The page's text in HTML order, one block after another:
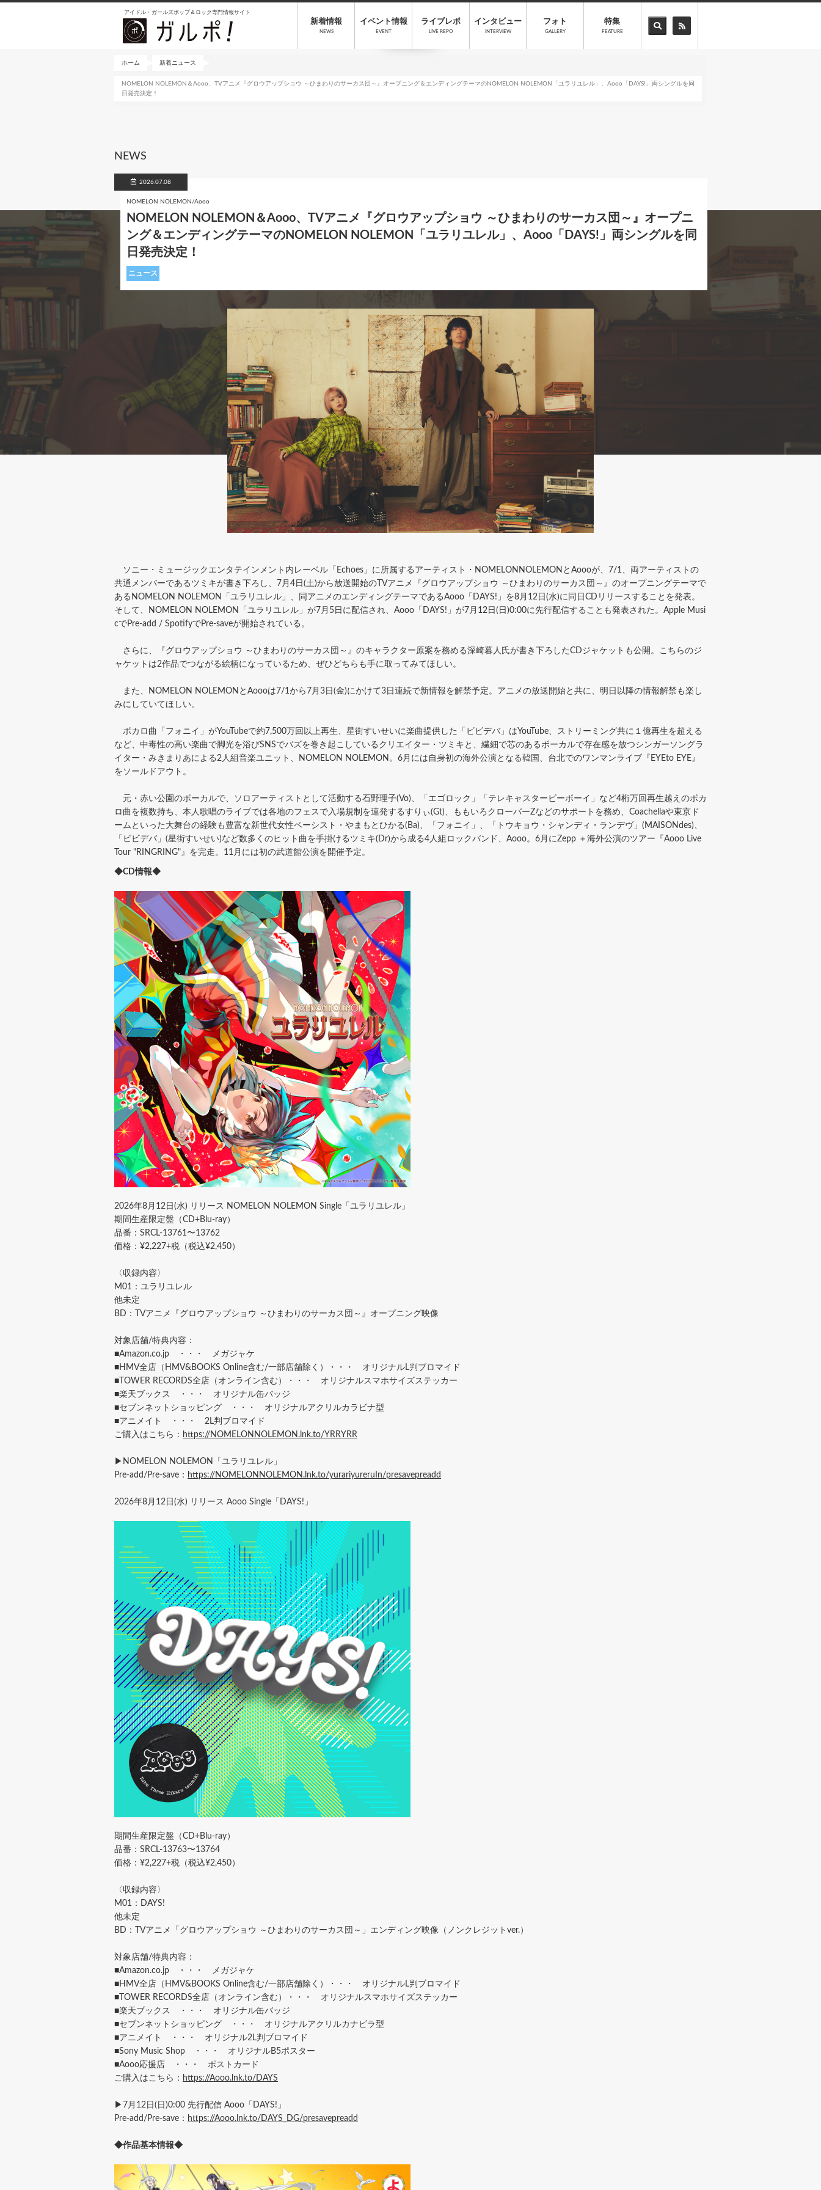
アイドル・ガールズポップ＆ロック専門情報サイト
新着情報
NEWS
イベント情報
EVENT
ライブレポ
LIVE REPO
インタビュー
INTERVIEW
フォト
GALLERY
特集
FEATURE
ホーム 新着ニュース
NOMELON NOLEMON＆Aooo、TVアニメ『グロウアップショウ ～ひまわりのサーカス団～』オープニング＆エンディングテーマのNOMELON NOLEMON「ユラリユレル」、Aooo「DAYS!」両シングルを同
日発売決定！
NEWS
2026.07.08
NOMELON NOLEMON/Aooo
NOMELON NOLEMON＆Aooo、TVアニメ『グロウアップショウ ～ひまわりのサーカス団～』オープニ
ング＆エンディングテーマのNOMELON NOLEMON「ユラリユレル」、Aooo「DAYS!」両シングルを同
日発売決定！
ニュース
ソニー・ミュージックエンタテインメント内レーベル「Echoes」に所属するアーティスト・NOMELONNOLEMONとAoooが、7/1、両アーティストの
共通メンバーであるツミキが書き下ろし、7月4日(土)から放送開始のTVアニメ『グロウアップショウ ～ひまわりのサーカス団～』のオープニングテーマで
あるNOMELON NOLEMON「ユラリユレル」、同アニメのエンディングテーマであるAooo「DAYS!」を8月12日(水)に同日CDリリースすることを発表。
そして、NOMELON NOLEMON「ユラリユレル」が7月5日に配信され、Aooo「DAYS!」が7月12日(日)0:00に先行配信することも発表された。Apple Musi
cでPre-add / SpotifyでPre-saveが開始されている。
さらに、『グロウアップショウ ～ひまわりのサーカス団～』のキャラクター原案を務める深崎暮人氏が書き下ろしたCDジャケットも公開。こちらのジ
ャケットは2作品でつながる絵柄になっているため、ぜひどちらも手に取ってみてほしい。
また、NOMELON NOLEMONとAoooは7/1から7月3日(金)にかけて3日連続で新情報を解禁予定。アニメの放送開始と共に、明日以降の情報解禁も楽し
みにしていてほしい。
ボカロ曲「フォニイ」がYouTubeで約7,500万回以上再生、星街すいせいに楽曲提供した「ビビデバ」はYouTube、ストリーミング共に１億再生を超える
など、中毒性の高い楽曲で脚光を浴びSNSでバズを巻き起こしているクリエイター・ツミキと、繊細で芯のあるボーカルで存在感を放つシンガーソングラ
イター・みきまりあによる2人組音楽ユニット、NOMELON NOLEMON。6月には自身初の海外公演となる韓国、台北でのワンマンライブ『EYEto EYE』
をソールドアウト。
元・赤い公園のボーカルで、ソロアーティストとして活動する石野理子(Vo)、「エゴロック」「テレキャスタービーボーイ」など4桁万回再生越えのボカ
ロ曲を複数持ち、本人歌唱のライブでは各地のフェスで入場規制を連発するすりぃ(Gt)、ももいろクローバーZなどのサポートを務め、Coachellaや東京ド
ームといった大舞台の経験も豊富な新世代女性ベーシスト・やまもとひかる(Ba)、「フォニイ」、「トウキョウ・シャンディ・ランデヴ」(MAISONdes)、
「ビビデバ」(星街すいせい)など数多くのヒット曲を手掛けるツミキ(Dr)から成る4人組ロックバンド、Aooo。6月にZepp ＋海外公演のツアー『Aooo Live
Tour "RINGRING"』を完走。11月には初の武道館公演を開催予定。
◆CD情報◆
2026年8月12日(水) リリース NOMELON NOLEMON Single「ユラリユレル」
期間生産限定盤（CD+Blu-ray）
品番：SRCL-13761〜13762
価格：¥2,227+税（税込¥2,450）
〈収録内容〉
M01：ユラリユレル
他未定
BD：​​TVアニメ『グロウアップショウ ～ひまわりのサーカス団～』オープニング映像
対象店舗/特典内容：
■Amazon.co.jp ・・・ メガジャケ
■HMV全店（HMV&BOOKS Online含む/一部店舗除く）・・・ オリジナルL判ブロマイド
■TOWER RECORDS全店（オンライン含む）・・・ オリジナルスマホサイズステッカー
■楽天ブックス ・・・ オリジナル缶バッジ
■セブンネットショッピング ・・・ オリジナルアクリルカラビナ型
■アニメイト ・・・ 2L判ブロマイド
ご購入はこちら： https://NOMELONNOLEMON.lnk.to/YRRYRR
▶NOMELON NOLEMON「ユラリユレル」
Pre-add/Pre-save： https://NOMELONNOLEMON.lnk.to/yurariyureruIn/presavepreadd
2026年8月12日(水) リリース Aooo Single「DAYS!」
期間生産限定盤（CD+Blu-ray）
品番：SRCL-13763〜13764
価格：¥2,227+税（税込¥2,450）
〈収録内容〉
M01：DAYS!
他未定
BD：TVアニメ「グロウアップショウ ～ひまわりのサーカス団～」エンディング映像（ノンクレジットver.）
対象店舗/特典内容：
■Amazon.co.jp ・・・ メガジャケ
■HMV全店（HMV&BOOKS Online含む/一部店舗除く）・・・ オリジナルL判ブロマイド
■TOWER RECORDS全店（オンライン含む）・・・ オリジナルスマホサイズステッカー
■楽天ブックス ・・・ オリジナル缶バッジ
■セブンネットショッピング ・・・ オリジナルアクリルカナビラ型
■アニメイト ・・・ オリジナル2L判ブロマイド
■Sony Music Shop ・・・ オリジナルB5ポスター
■Aooo応援店 ・・・ ポストカード
ご購入はこちら： https://Aooo.lnk.to/DAYS
▶7月12日(日)0:00 先行配信 Aooo「DAYS!」
Pre-add/Pre-save： https://Aooo.lnk.to/DAYS_DG/presavepreadd
◆作品基本情報◆